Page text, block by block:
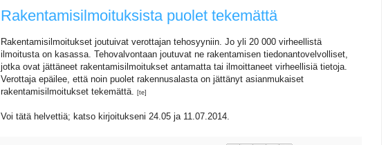
Rakentamisilmoituksista puolet tekemättä
Rakentamisilmoitukset joutuivat verottajan tehosyyniin. Jo yli 20 000 virheellistä
ilmoitusta on kasassa. Tehovalvontaan joutuvat ne rakentamisen tiedonantovelvolliset,
jotka ovat jättäneet rakentamisilmoitukset antamatta tai ilmoittaneet virheellisiä tietoja.
Verottaja epäilee, että noin puolet rakennusalasta on jättänyt asianmukaiset
rakentamisilmoitukset tekemättä. [te]
Voi tätä helvettiä; katso kirjoitukseni 24.05 ja 11.07.2014.